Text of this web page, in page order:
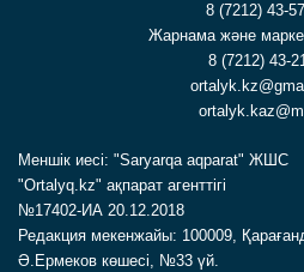
8 (7212) 43-
Жарнама және
8 (7212) 43-
Меншік иесі: "Saryarqa aqparat" ЖШС
"Ortalyq.kz" ақпарат агенттігі
№17402-ИА 20.12.2018
Редакция мекенжайы: 100009,
Ә.Ермеков көшесі, №33 үй.